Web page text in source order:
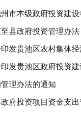
市本级政府投资建
县政府投资管理办
发贵池区农村集体
理办法的通知
府投资项目资金支